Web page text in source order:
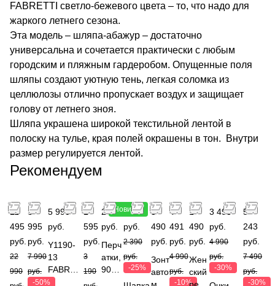
FABRETTI светло-бежевого цвета – то, что надо для
жаркого летнего сезона.
Эта модель – шляпа-абажур – достаточно
универсальна и сочетается практически с любым
городским и пляжным гардеробом. Опущенные поля
шляпы создают уютную тень, легкая соломка из
целлюлозы отлично пропускает воздух и защищает
голову от летнего зноя.
Шляпа украшена широкой текстильной лентой в
полоску на тулье, края полей окрашены в тон. Внутри
размер регулируется лентой.
Рекомендуем
11
495
руб.
22
990
3
995
руб.
7 990
руб.
-50%
5 990
руб.
Y1190-
13
FABRET
TI
1
595
руб.
3
190
Новинка
2 490
руб.
Перч
атки,
90%
1 793
руб.
2 390
руб.
-25%
3
490
руб.
Зонт
авто
4
491
руб.
4 990
руб.
-10%
1
490
руб.
Жен
ский
3 493
руб.
4 990
руб.
-30%
5
243
руб.
7 490
руб.
-30%